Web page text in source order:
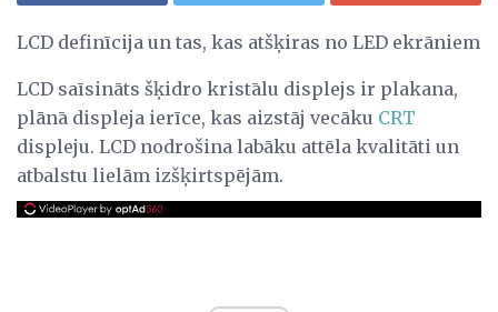
LCD definīcija un tas, kas atšķiras no LED ekrāniem
LCD saīsināts šķidro kristālu displejs ir plakana,
plānā displeja ierīce, kas aizstāj vecāku CRT
displeju. LCD nodrošina labāku attēla kvalitāti un
atbalstu lielām izšķirtspējām.